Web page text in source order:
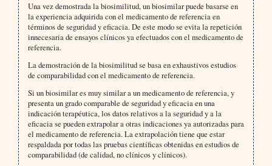
Una vez demostrada la biosimilitud, un biosimilar puede basarse en
la experiencia adquirida con el medicamento de referencia en
términos de seguridad y eficacia. De este modo se evita la repetición
innecesaria de ensayos clínicos ya efectuados con el medicamento de
referencia.
La demostración de la biosimilitud se basa en exhaustivos estudios
de comparabilidad con el medicamento de referencia.
Si un biosimilar es muy similar a un medicamento de referencia, y
presenta un grado comparable de seguridad y eficacia en una
indicación terapéutica, los datos relativos a la seguridad y a la
eficacia se pueden extrapolar a otras indicaciones ya autorizadas para
el medicamento de referencia. La extrapolación tiene que estar
respaldada por todas las pruebas científicas obtenidas en estudios de
comparabilidad (de calidad, no clínicos y clínicos).